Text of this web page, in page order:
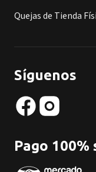
Quejas de Tienda
Síguenos
Pago 100%